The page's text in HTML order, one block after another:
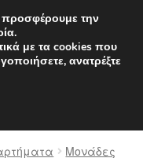
Μονάδες
προσφέρουμε την
με τα cookies που
ανατρέξτε